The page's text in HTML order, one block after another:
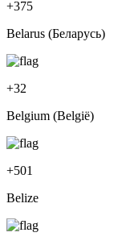
+375
Belarus (Беларусь)
+32
Belgium (België)
+501
Belize